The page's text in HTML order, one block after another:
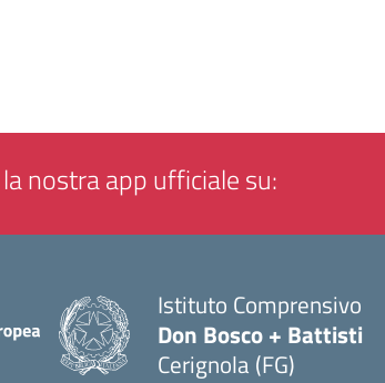
nostra app ufficiale su:
Istituto Comprensivo
Don Bosco + Battisti
Cerignola (FG)